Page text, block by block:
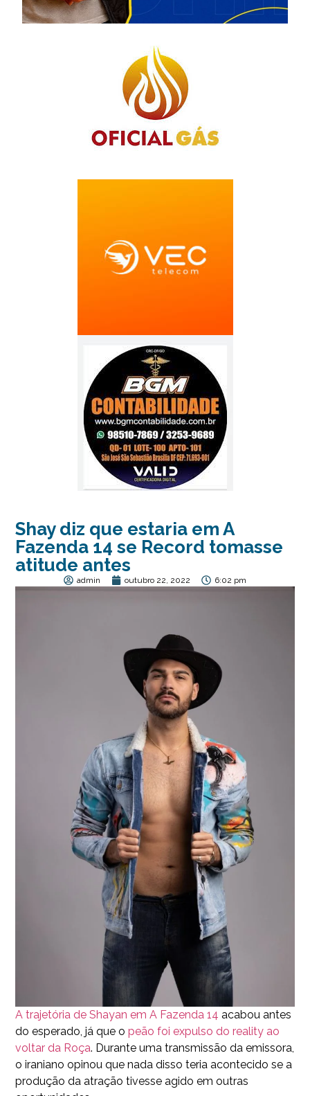
Shay diz que estaria em A
Fazenda 14 se Record tomasse
atitude antes
admin outubro 22, 2022 6:02 pm
A trajetória de Shayan em A Fazenda 14 acabou antes
do esperado, já que o peão foi expulso do reality ao
voltar da Roça. Durante uma transmissão da emissora,
o iraniano opinou que nada disso teria acontecido se a
produção da atração tivesse agido em outras